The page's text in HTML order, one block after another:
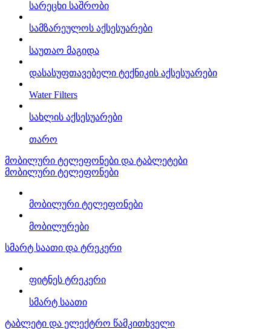
სარეცხი საშრობი
სამზარეულოს აქსესუარები
საუთაო მაგიდა
დასასუფთავებელი ტექნიკის აქსესუარები
Water Filters
სახლის აქსესუარები
თარო
მობილური ტელეფონები და ტაბლეტები
მობილური ტელეფონები
მობილური ტელეფონები
მობილურები
სმარტ საათი და ტრეკერი
ფიტნეს ტრეკერი
სმარტ საათი
ტაბლეტი და ელექტრო წამკითხველი